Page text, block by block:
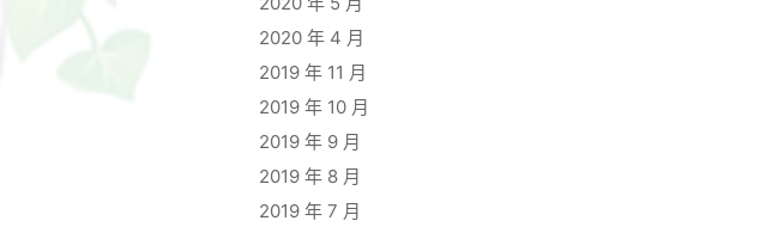
2020 年 4 月
2019 年 11 月
2019 年 10 月
2019 年 9 月
2019 年 8 月
2019 年 7 月